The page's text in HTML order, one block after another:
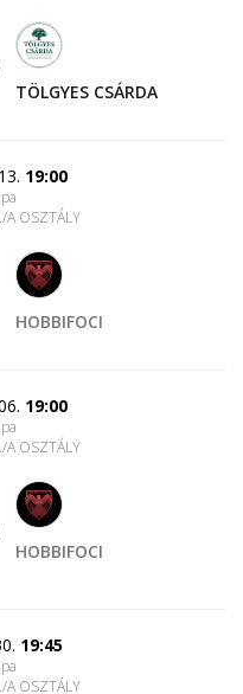
TÖLGYES CSÁRDA
19:00
A OSZTÁLY
HOBBIFOCI
19:00
A OSZTÁLY
HOBBIFOCI
19:45
A OSZTÁLY